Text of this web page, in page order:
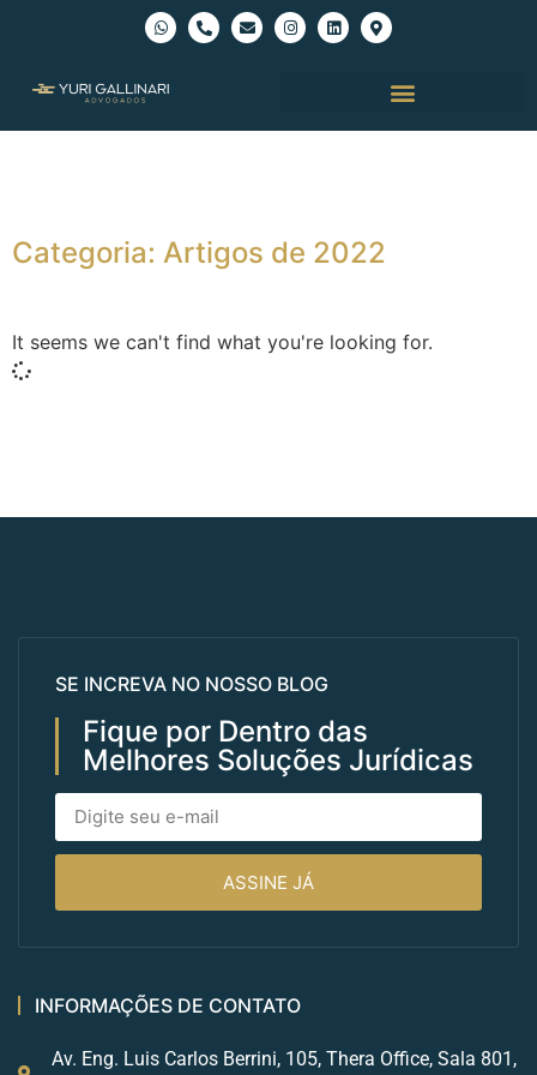
Categoria: Artigos de 2022
It seems we can't find what you're looking for.
SE INCREVA NO NOSSO BLOG
Fique por Dentro das
Melhores Soluções Jurídicas
ASSINE JÁ
INFORMAÇÕES DE CONTATO
Av. Eng. Luis Carlos Berrini, 105, Thera Office, Sala 801,